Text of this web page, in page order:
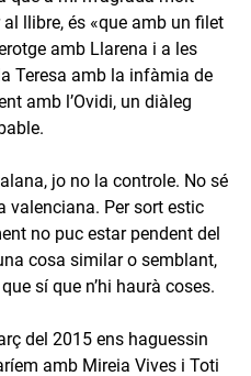
llibre, és «que amb un filet
amb Llarena i a les
Teresa amb la infàmia de
amb l’Ovidi, un diàleg
jo no la controle. No sé
valenciana. Per sort estic
no puc estar pendent del
cosa similar o semblant,
sí que n’hi haurà coses.
del 2015 ens haguessin
amb Mireia Vives i Toti